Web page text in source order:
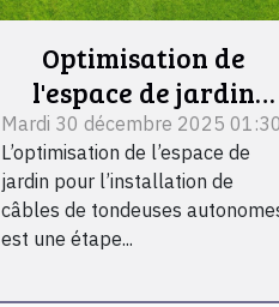
Optimisation de
l'espace de jardin
pour l'installation de
câbles de tondeuses
autonomes
Mardi 30 décembre 2025 01:30
L’optimisation de l’espace de
jardin pour l’installation de
câbles de tondeuses
est une étape...